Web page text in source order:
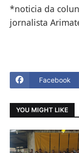
*noticia da
jornalista
Facebook
YOU MIGHT LIKE